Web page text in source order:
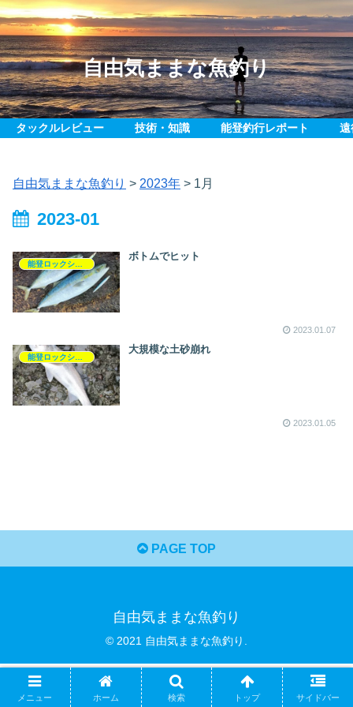
自由気ままな魚釣り
タックルレビュー 技術・知識 能登釣行レポート 遠
自由気ままな魚釣り > 2023年 > 1月
2023-01
ボトムでヒット
2023.01.07
大規模な土砂崩れ
2023.01.05
PAGE TOP
自由気ままな魚釣り
© 2021 自由気ままな魚釣り.
メニュー ホーム 検索 トップ サイドバー